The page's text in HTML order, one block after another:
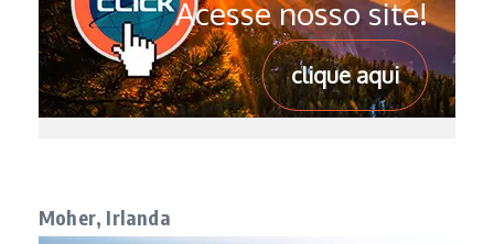
Acesse nosso site!
clique aqui
Moher, Irlanda